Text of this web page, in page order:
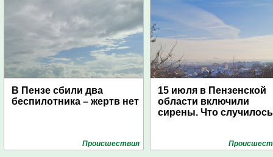
В Пензе сбили два
беспилотника – жертв нет
Проиcшествия
15 июля в Пензенской
области включили
сирены. Что